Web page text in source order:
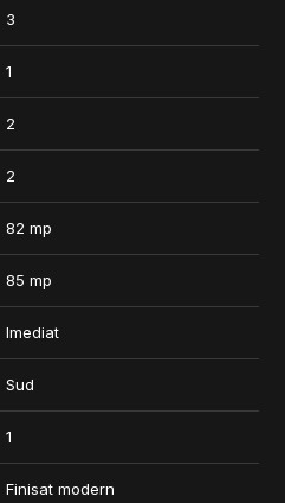
3
1
2
2
82 mp
85 mp
Imediat
Sud
1
Finisat modern